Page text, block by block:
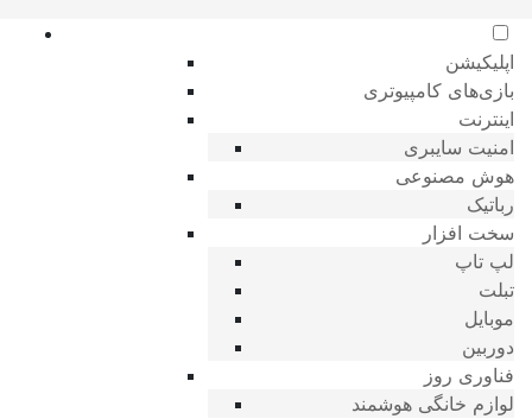
اپلیکیشن
بازی‌های کامپیوتری
اینترنت
امنیت سایبری
هوش مصنوعی
رباتیک
سخت افزار
لپ تاپ
تبلت
موبایل
دوربین
فناوری روز
لوازم خانگی هوشمند